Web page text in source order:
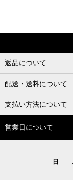
返品について
配送・送料について
支払い方法について
営業日について
日